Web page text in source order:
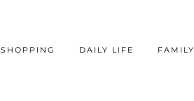
SHOPPING DAILY LIFE FAMILY